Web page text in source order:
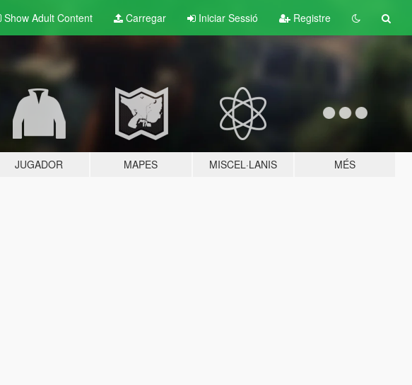
Show Adult Content Carregar Iniciar Sessió Registre
JUGADOR MAPES MISCEL·LANIS MÉS